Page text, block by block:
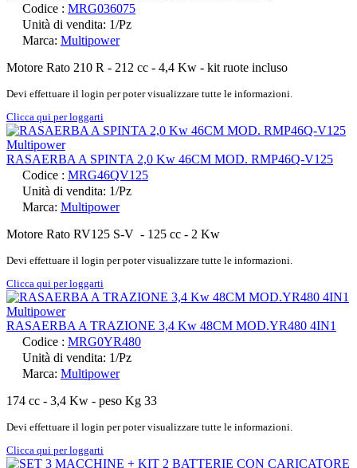
Codice : MRG036075
Unità di vendita: 1/Pz
Marca: Multipower
Motore Rato 210 R - 212 cc - 4,4 Kw - kit ruote incluso
Devi effettuare il login per poter visualizzare tutte le informazioni.
Clicca qui per loggarti
RASAERBA A SPINTA 2,0 Kw 46CM MOD. RMP46Q-V125
Codice : MRG46QV125
Unità di vendita: 1/Pz
Marca: Multipower
Motore Rato RV125 S-V - 125 cc - 2 Kw
Devi effettuare il login per poter visualizzare tutte le informazioni.
Clicca qui per loggarti
RASAERBA A TRAZIONE 3,4 Kw 48CM MOD.YR480 4IN1
Codice : MRG0YR480
Unità di vendita: 1/Pz
Marca: Multipower
174 cc - 3,4 Kw - peso Kg 33
Devi effettuare il login per poter visualizzare tutte le informazioni.
Clicca qui per loggarti